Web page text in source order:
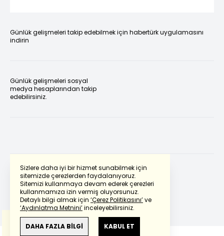
Sizlere daha iyi bir hizmet sunabilmek için
sitemizde çerezlerden faydalanıyoruz.
Sitemizi kullanmaya devam ederek çerezleri
kullanmamıza izin vermiş oluyorsunuz.
Detaylı bilgi almak için ‘Çerez Politikasını’ve
‘Aydınlatma Metnini’inceleyebilirsiniz.
DAHA FAZLA BİLGİ KABUL ET
Günlük gelişmeleri takip edebilmek için habertürk uygulamasını
indirin
Günlük gelişmeleri sosyal
medya hesaplarından takip
edebilirsiniz.
Powered by Translate
Bu çevirideGoogle Transletekullanılmıştır.
Anlam ve çeviri hatalarından
haberturk.com
sorumlu değildir.